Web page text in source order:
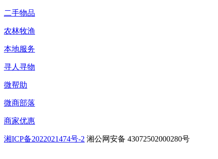
二手物品
农林牧渔
本地服务
寻人寻物
微帮助
微商部落
商家优惠
湘ICP备2022021474号-2 湘公网安备 43072502000280号